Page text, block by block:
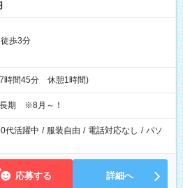
歩3分
時間45分 休憩1時間)
期 ※8月～！
代活躍中 / 服装自由 / 電話対応なし / パソ
応募する 詳細へ